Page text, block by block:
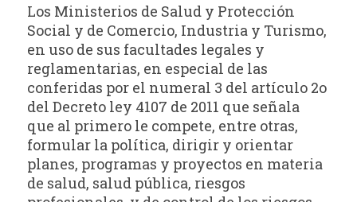
Los Ministerios de Salud y Protección
Social y de Comercio, Industria y Turismo,
en uso de sus facultades legales y
reglamentarias, en especial de las
conferidas por el numeral 3 del artículo 2o
del Decreto ley 4107 de 2011 que señala
que al primero le compete, entre otras,
formular la política, dirigir y orientar
planes, programas y proyectos en materia
de salud, salud pública, riesgos